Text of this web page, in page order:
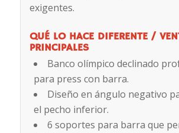
exigentes.
QUÉ LO HACE DIFERENTE /
PRINCIPALES
Banco olímpico declinado
para press con barra.
Diseño en ángulo negativo
el pecho inferior.
6 soportes para barra que